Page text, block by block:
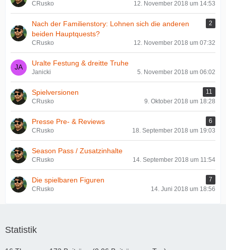
CRusko 12. November 2018 um 14:53
Nach der Familienstory: Lohnen sich die anderen
beiden Hauptquests?
2
CRusko 12. November 2018 um 07:32
Uralte Festung & dreitte Truhe
Janicki 5. November 2018 um 06:02
Spielversionen
11
CRusko
9. Oktober 2018 um 18:28
Presse Pre- & Reviews
6
CRusko
18. September 2018 um 19:03
Season Pass / Zusatzinhalte
CRusko 14. September 2018 um 11:54
Die spielbaren Figuren
7
CRusko
14. Juni 2018 um 18:56
Statistik